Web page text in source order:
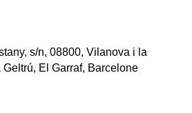
s/n, 08800, Vilanova i la
El Garraf, Barcelone